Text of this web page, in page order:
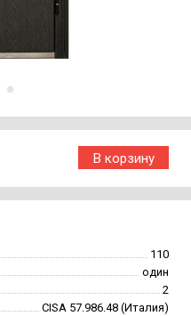
110
один
2
CISA 57.986.48 (Италия)